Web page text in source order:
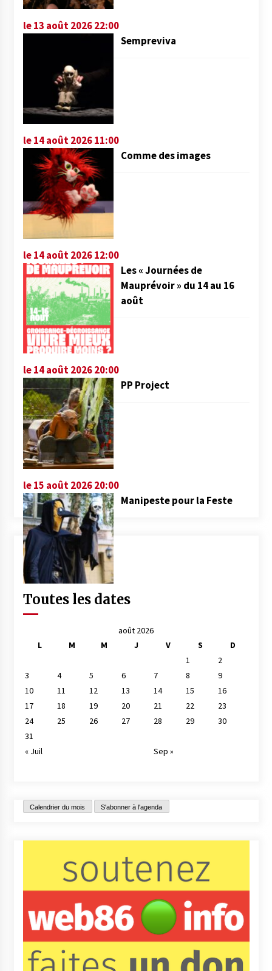
le 13 août 2026 22:00
Sempreviva
le 14 août 2026 11:00
Comme des images
le 14 août 2026 12:00
Les « Journées de
Mauprévoir » du 14 au 16
août
le 14 août 2026 20:00
PP Project
le 15 août 2026 20:00
Manipeste pour la Feste
Toutes les dates
août 2026
L
M M J V S
D
1
2
3
4 5 6 7 8
9
10
11 12 13 14 15
16
17
18 19 20 21 22
23
24
25 26 27 28 29
30
31
« Juil
Sep »
Calendrier du mois S'abonner à l'agenda